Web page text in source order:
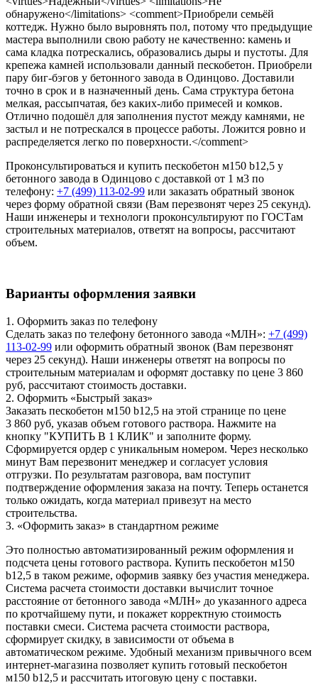
обнаружено</limitations> <comment>Приобрели семьёй
коттедж. Нужно было выровнять пол, потому что предыдущие
мастера выполнили свою работу не качественно: камень и
сама кладка потрескались, образовались дыры и пустоты. Для
крепежа камней использовали данный пескобетон. Приобрели
пару биг-бэгов у бетонного завода в Одинцово. Доставили
точно в срок и в назначенный день. Сама структура бетона
мелкая, рассыпчатая, без каких-либо примесей и комков.
Отлично подошёл для заполнения пустот между камнями, не
застыл и не потрескался в процессе работы. Ложится ровно и
распределяется легко по поверхности.</comment>
Проконсультироваться и купить пескобетон м150 b12,5 у
бетонного завода в Одинцово с доставкой от 1 м3 по
телефону: +7 (499) 113-02-99 или заказать обратный звонок
через форму обратной связи (Вам перезвонят через 25 секунд).
Наши инженеры и технологи проконсультируют по ГОСТам
строительных материалов, ответят на вопросы, рассчитают
объем.
Варианты оформления заявки
1. Оформить заказ по телефону
Сделать заказ по телефону бетонного завода «МЛН»: +7 (499)
113-02-99 или оформить обратный звонок (Вам перезвонят
через 25 секунд). Наши инженеры ответят на вопросы по
строительным материалам и оформят доставку по цене 3 860
руб, рассчитают стоимость доставки.
2. Оформить «Быстрый заказ»
Заказать пескобетон м150 b12,5 на этой странице по цене
3 860 руб, указав объем готового раствора. Нажмите на
кнопку "КУПИТЬ В 1 КЛИК" и заполните форму.
Сформируется ордер с уникальным номером. Через несколько
минут Вам перезвонит менеджер и согласует условия
отгрузки. По результатам разговора, вам поступит
подтверждение оформления заказа на почту. Теперь останется
только ожидать, когда материал привезут на место
строительства.
3. «Оформить заказ» в стандартном режиме
Это полностью автоматизированный режим оформления и
подсчета цены готового раствора. Купить пескобетон м150
b12,5 в таком режиме, оформив заявку без участия менеджера.
Система расчета стоимости доставки вычислит точное
расстояние от бетонного завода «МЛН» до указанного адреса
по кротчайшему пути, и покажет корректную стоимость
поставки смеси. Система расчета стоимости раствора,
сформирует скидку, в зависимости от объема в
автоматическом режиме. Удобный механизм привычного всем
интернет-магазина позволяет купить готовый пескобетон
м150 b12,5 и рассчитать итоговую цену с поставки.